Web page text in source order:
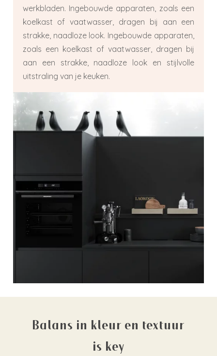
werkbladen. Ingebouwde apparaten, zoals een
koelkast of vaatwasser, dragen bij aan een
strakke, naadloze look. Ingebouwde apparaten,
zoals een koelkast of vaatwasser, dragen bij
aan een strakke, naadloze look en stijlvolle
uitstraling van je keuken.
Balans in kleur en textuur
is key